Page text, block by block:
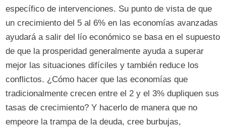
específico de intervenciones. Su punto de vista de que
un crecimiento del 5 al 6% en las economías avanzadas
ayudará a salir del lío económico se basa en el supuesto
de que la prosperidad generalmente ayuda a superar
mejor las situaciones difíciles y también reduce los
conflictos. ¿Cómo hacer que las economías que
tradicionalmente crecen entre el 2 y el 3% dupliquen sus
tasas de crecimiento? Y hacerlo de manera que no
empeore la trampa de la deuda, cree burbujas,